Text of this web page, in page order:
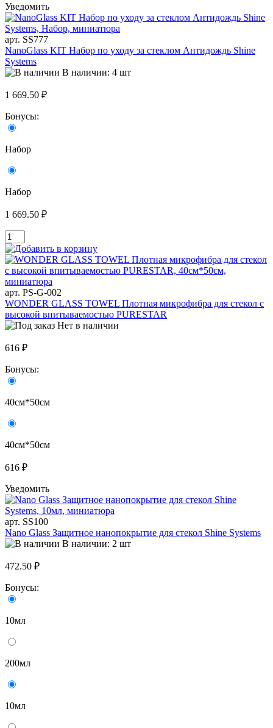
Уведомить
арт. SS777
NanoGlass KIT Набор по уходу за стеклом Антидождь Shine
Systems
В наличии: 4 шт
1 669.50 ₽
Бонусы:
Набор
Набор
1 669.50 ₽
арт. PS-G-002
WONDER GLASS TOWEL Плотная микрофибра для стекол с
высокой впитываемостью PURESTAR
Нет в наличии
616 ₽
Бонусы:
40см*50см
40см*50см
616 ₽
Уведомить
арт. SS100
Nano Glass Защитное нанопокрытие для стекол Shine Systems
В наличии: 2 шт
472.50 ₽
Бонусы:
10мл
200мл
10мл